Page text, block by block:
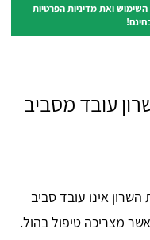
השימושואתמדיניות הפרטיות
עובד מסביב
אינו עובד סביב
מצריכה טיפול בהול.